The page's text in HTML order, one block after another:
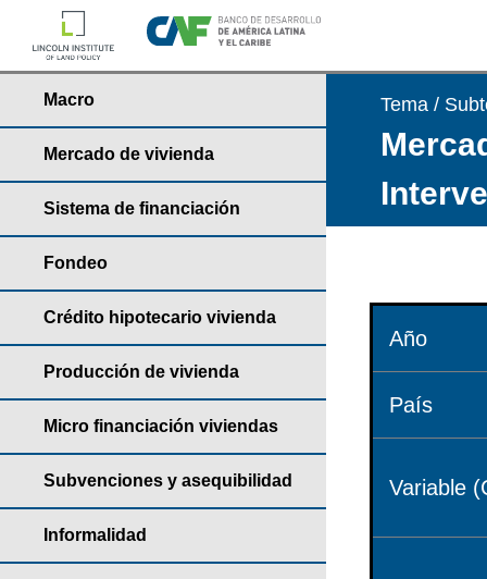
Macro
Mercado de vivienda
Sistema de financiación
Fondeo
Crédito hipotecario vivienda
Producción de vivienda
Micro financiación viviendas
Subvenciones y asequibilidad
Informalidad
Tema /
Año
País
Variable